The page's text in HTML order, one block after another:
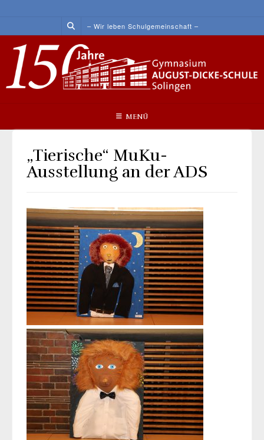
content
– Wir leben Schulgemeinschaft –
MENÜ
„Tierische“ MuKu-
Ausstellung an der ADS